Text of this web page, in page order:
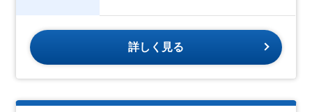
詳しく見る